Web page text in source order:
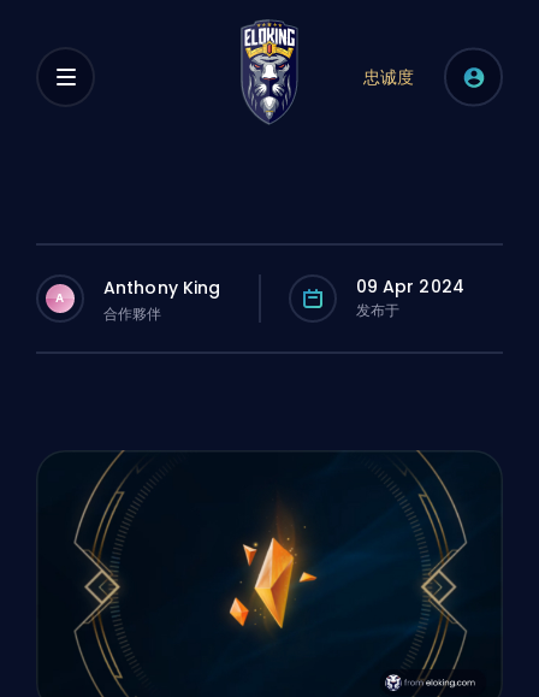
忠诚度
A Anthony King
合作夥伴
09 Apr 2024
发布于